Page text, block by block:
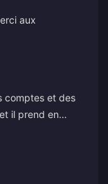
aux
comptes et des
il prend en
Continuez